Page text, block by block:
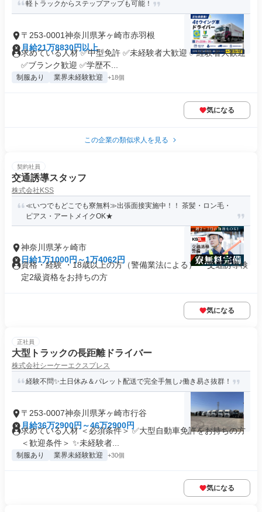
軽トラックからステップアップも可能！
〒253-0001神奈川県茅ヶ崎市赤羽根
月給21万8830円以上
求めている人材 ✅中型免許 ✅未経験者大歓迎 ✅経験者大歓迎
✅ブランク歓迎 ✅学歴不...
制服あり 業界未経験歓迎 +18個
気になる
この企業の類似求人を見る
契約社員
交通誘導スタッフ
株式会社KSS
≪いつでもどこでも寮無料≫出張面接実施中！！ 茶髪・ロン毛・
ピアス・アートメイクOK★
神奈川県茅ヶ崎市
日給1万1000円～1万4062円
資格・経験 ・18歳以上の方（警備業法による） ・交通誘導検
定2級資格をお持ちの方
気になる
正社員
大型トラックの長距離ドライバー
株式会社シーケーエクスプレス
経験不問✨土日休み＆パレット配送で完全手無し♪働き易さ抜群！
〒253-0007神奈川県茅ヶ崎市行谷
月給36万2900円～46万2900円
求めている人材 ＜必須条件＞ ✅大型自動車免許をお持ちの方
＜歓迎条件＞ ✨未経験者...
制服あり 業界未経験歓迎 +30個
気になる